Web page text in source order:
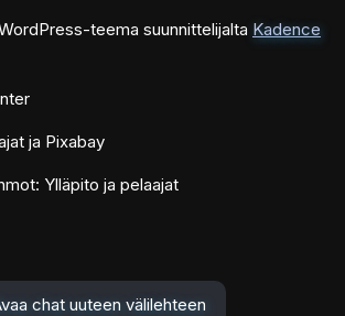
teema suunnittelijalta Kadence
ja Pixabay
Ylläpito ja pelaajat
chat uuteen välilehteen